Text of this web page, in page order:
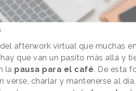
afterwork virtual que muchas
que van un pasito más allá y
la pausa para el café. De esta
verse, charlar y mantenerse al